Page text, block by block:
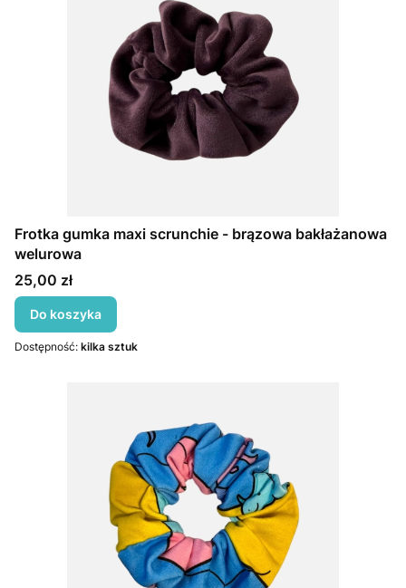
Frotka gumka maxi scrunchie - brązowa bakłażanowa
welurowa
Cena
25,00 zł
Do koszyka
Dostępność: kilka sztuk